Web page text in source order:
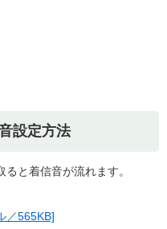
設定方法
と着信音が流れます。
／565KB]